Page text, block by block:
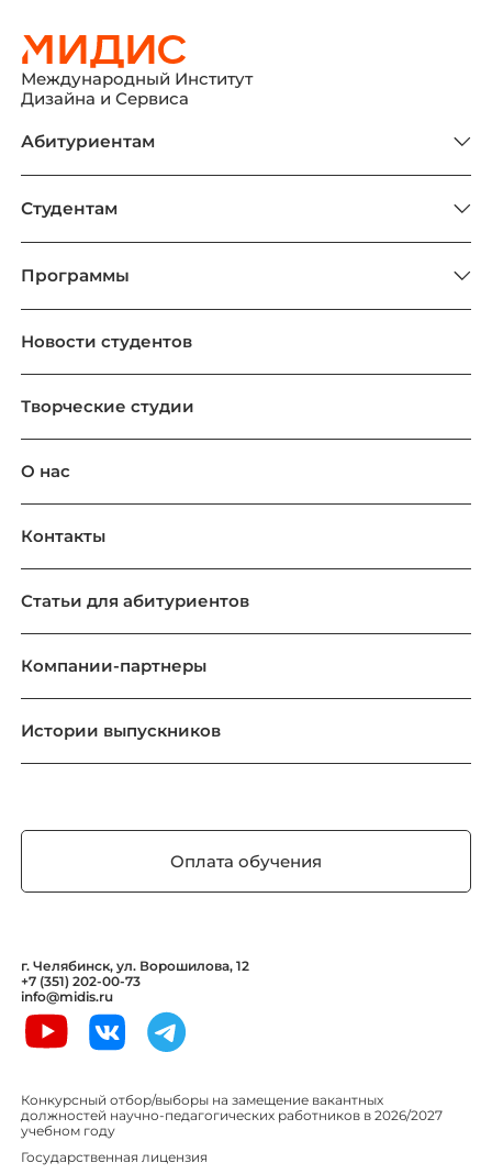
Международный Институт
Дизайна и Сервиса
Новости студентов
Творческие студии
О нас
Контакты
Статьи для абитуриентов
Компании-партнеры
Истории выпускников
Программы
Абитуриентам
Студентам
Оплата обучения
г. Челябинск, ул. Ворошилова, 12
+7 (351) 202-00-73
info@midis.ru
Конкурсный отбор/выборы на замещение вакантных
должностей научно-педагогических работников в 2026/2027
учебном году
Государственная лицензия